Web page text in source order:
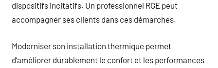
dispositifs incitatifs. Un professionnel RGE peut
accompagner ses clients dans ces démarches.
Moderniser son installation thermique permet
d’améliorer durablement le confort et les performances